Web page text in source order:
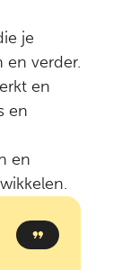
je
en verder.
en
en
en